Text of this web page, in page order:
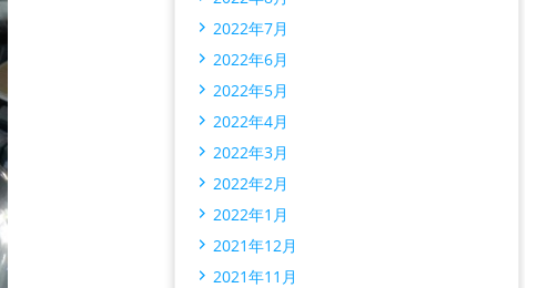
2022年7月
2022年6月
2022年5月
2022年4月
2022年3月
2022年2月
2022年1月
2021年12月
2021年11月